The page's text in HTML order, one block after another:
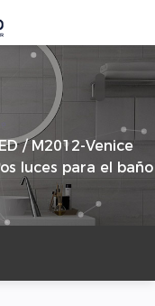
/M2012-Venice
luces para el baño